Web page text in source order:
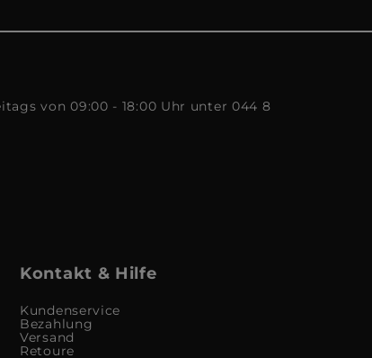
von 09:00 - 18:00 Uhr unter 044 8
Kontakt & Hilfe
Kundenservice
Bezahlung
Versand
Retoure